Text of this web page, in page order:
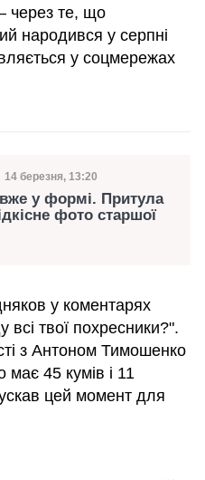
через те, що
народився у серпні
у соцмережах
Дата публікації
14 березня, 13:20
вже у формі. Притула
фото старшої
у коментарях
твої похресники?".
з Антоном Тимошенко
45 кумів і 11
цей момент для